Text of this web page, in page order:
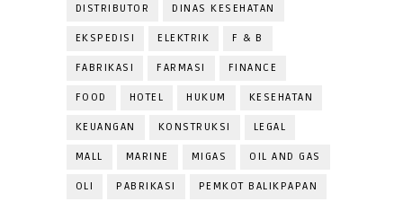
DISTRIBUTOR DINAS KESEHATAN
EKSPEDISI ELEKTRIK F & B
FABRIKASI FARMASI FINANCE
FOOD HOTEL HUKUM KESEHATAN
KEUANGAN KONSTRUKSI LEGAL
MALL MARINE MIGAS OIL AND GAS
OLI PABRIKASI PEMKOT BALIKPAPAN